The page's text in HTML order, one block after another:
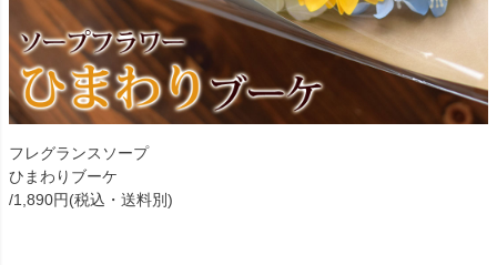
フレグランスソープ
ひまわりブーケ
/1,890円(税込・送料別)